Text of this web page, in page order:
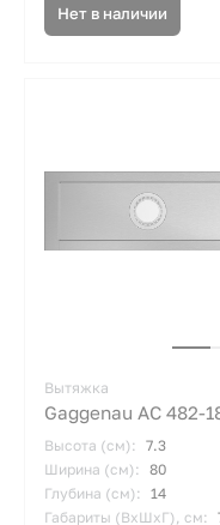
Нет в наличии
Вытяжка
Gaggenau AC 482-
Высота (см): 7.3
Ширина (см): 80
Глубина (см): 14
Габариты (ВхШхГ), см: